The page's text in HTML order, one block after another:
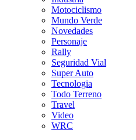
Motociclismo
Mundo Verde
Novedades
Personaje
Rally
Seguridad Vial
Super Auto
Tecnologia
Todo Terreno
Travel
Video
WRC